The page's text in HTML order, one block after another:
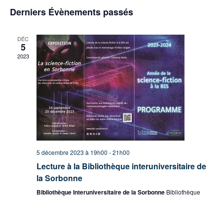
de
vues
une
date.
Derniers Évènements passés
DÉC
5
2023
5 décembre 2023 à 19h00 -21h00
Lecture à la Bibliothèque interuniversitaire de
la Sorbonne
Bibliothèque Interuniversitaire de la Sorbonne Bibliothèque